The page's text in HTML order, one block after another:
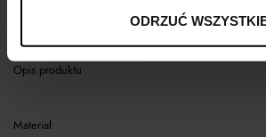
ODRZUĆ
Opis produktu
Materiał